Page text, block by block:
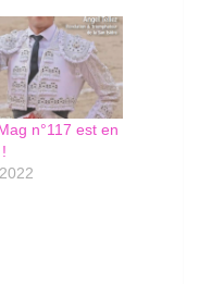
n°117 est en